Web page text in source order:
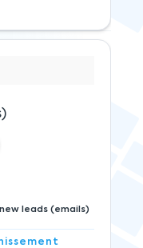
leads (emails)